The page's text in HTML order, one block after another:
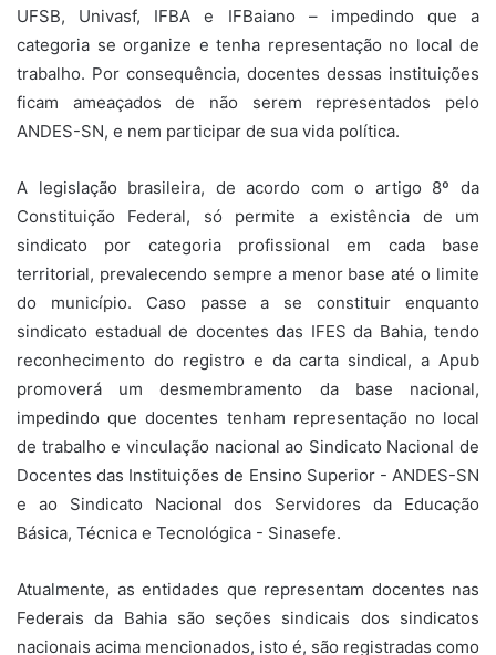
UFSB, Univasf, IFBA e IFBaiano – impedindo que a
categoria se organize e tenha representação no local de
trabalho. Por consequência, docentes dessas instituições
ficam ameaçados de não serem representados pelo
ANDES-SN, e nem participar de sua vida política.
A legislação brasileira, de acordo com o artigo 8º da
Constituição Federal, só permite a existência de um
sindicato por categoria profissional em cada base
territorial, prevalecendo sempre a menor base até o limite
do município. Caso passe a se constituir enquanto
sindicato estadual de docentes das IFES da Bahia, tendo
reconhecimento do registro e da carta sindical, a Apub
promoverá um desmembramento da base nacional,
impedindo que docentes tenham representação no local
de trabalho e vinculação nacional ao Sindicato Nacional de
Docentes das Instituições de Ensino Superior - ANDES-SN
e ao Sindicato Nacional dos Servidores da Educação
Básica, Técnica e Tecnológica - Sinasefe.
Atualmente, as entidades que representam docentes nas
Federais da Bahia são seções sindicais dos sindicatos
nacionais acima mencionados, isto é, são registradas como